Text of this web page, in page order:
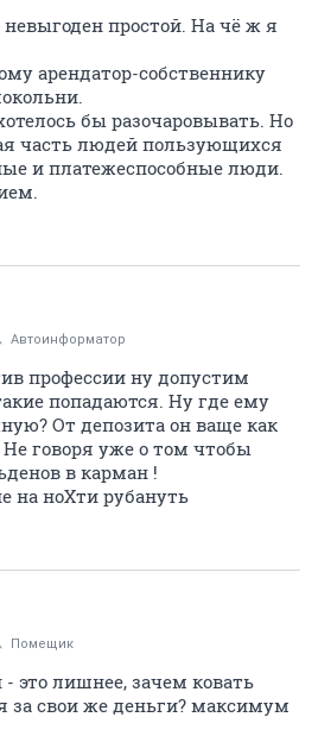
простой. На чё ж я
арендатор-собственнику
бы разочаровывать. Но
часть людей пользующихся
и платежеспособные люди.
Автоинформатор
профессии ну допустим
попадаются. Ну где ему
От депозита он ваще как
говоря уже о том чтобы
в карман !
на ноХти рубануть
Помещик
это лишнее, зачем ковать
за свои же деньги? максимум